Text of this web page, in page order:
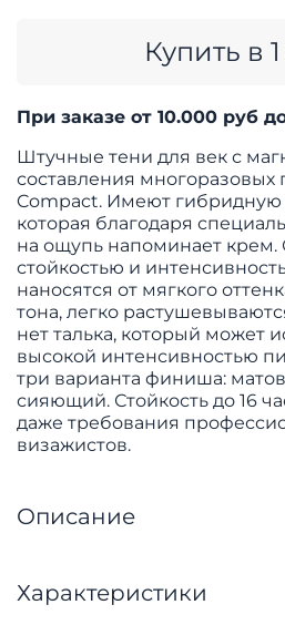
Купить в
При заказе от 10.000 руб
Штучные тени для век с
составления многоразовых
Compact. Имеют гибридную
которая благодаря
на ощупь напоминает
стойкостью и
наносятся от мягкого
тона, легко
нет талька, который может
высокой интенсивностью
три варианта финиша:
сияющий. Стойкость до 16
даже требования
визажистов.
Описание
Характеристики